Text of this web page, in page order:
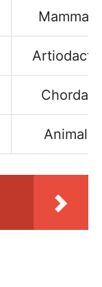
Chordata
Animalia